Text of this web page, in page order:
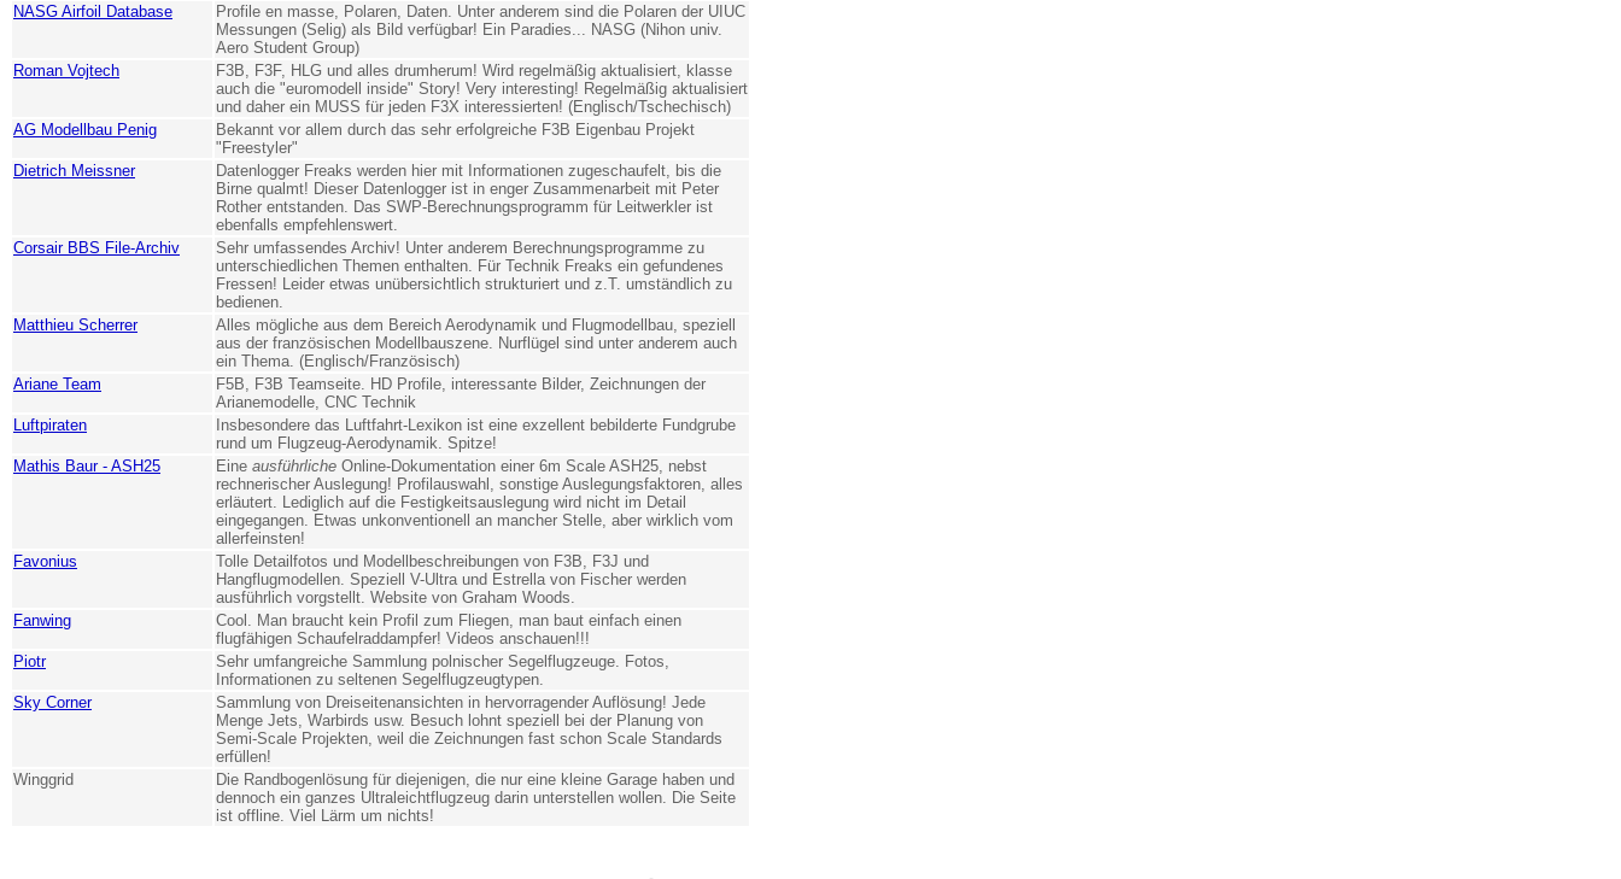
NASG Airfoil Database
Profile en masse, Polaren, Daten. Unter anderem sind die Polaren der UIUC
Messungen (Selig) als Bild verfügbar! Ein Paradies... NASG (Nihon univ.
Aero Student Group)
Roman Vojtech
F3B, F3F, HLG und alles drumherum! Wird regelmäßig aktualisiert, klasse
auch die "euromodell inside" Story! Very interesting! Regelmäßig aktualisiert
und daher ein MUSS für jeden F3X interessierten! (Englisch/Tschechisch)
AG Modellbau Penig
Bekannt vor allem durch das sehr erfolgreiche F3B Eigenbau Projekt
"Freestyler"
Dietrich Meissner
Datenlogger Freaks werden hier mit Informationen zugeschaufelt, bis die
Birne qualmt! Dieser Datenlogger ist in enger Zusammenarbeit mit Peter
Rother entstanden. Das SWP-Berechnungsprogramm für Leitwerkler ist
ebenfalls empfehlenswert.
Corsair BBS File-Archiv
Sehr umfassendes Archiv! Unter anderem Berechnungsprogramme zu
unterschiedlichen Themen enthalten. Für Technik Freaks ein gefundenes
Fressen! Leider etwas unübersichtlich strukturiert und z.T. umständlich zu
bedienen.
Matthieu Scherrer
Alles mögliche aus dem Bereich Aerodynamik und Flugmodellbau, speziell
aus der französischen Modellbauszene. Nurflügel sind unter anderem auch
ein Thema. (Englisch/Französisch)
Ariane Team
F5B, F3B Teamseite. HD Profile, interessante Bilder, Zeichnungen der
Arianemodelle, CNC Technik
Luftpiraten
Insbesondere das Luftfahrt-Lexikon ist eine exzellent bebilderte Fundgrube
rund um Flugzeug-Aerodynamik. Spitze!
Mathis Baur - ASH25
Eine ausführliche Online-Dokumentation einer 6m Scale ASH25, nebst
rechnerischer Auslegung! Profilauswahl, sonstige Auslegungsfaktoren, alles
erläutert. Lediglich auf die Festigkeitsauslegung wird nicht im Detail
eingegangen. Etwas unkonventionell an mancher Stelle, aber wirklich vom
allerfeinsten!
Favonius
Tolle Detailfotos und Modellbeschreibungen von F3B, F3J und
Hangflugmodellen. Speziell V-Ultra und Estrella von Fischer werden
ausführlich vorgstellt. Website von Graham Woods.
Fanwing
Cool. Man braucht kein Profil zum Fliegen, man baut einfach einen
flugfähigen Schaufelraddampfer! Videos anschauen!!!
Piotr
Sehr umfangreiche Sammlung polnischer Segelflugzeuge. Fotos,
Informationen zu seltenen Segelflugzeugtypen.
Sky Corner
Sammlung von Dreiseitenansichten in hervorragender Auflösung! Jede
Menge Jets, Warbirds usw. Besuch lohnt speziell bei der Planung von
Semi-Scale Projekten, weil die Zeichnungen fast schon Scale Standards
erfüllen!
Winggrid
Die Randbogenlösung für diejenigen, die nur eine kleine Garage haben und
dennoch ein ganzes Ultraleichtflugzeug darin unterstellen wollen. Die Seite
ist offline. Viel Lärm um nichts!